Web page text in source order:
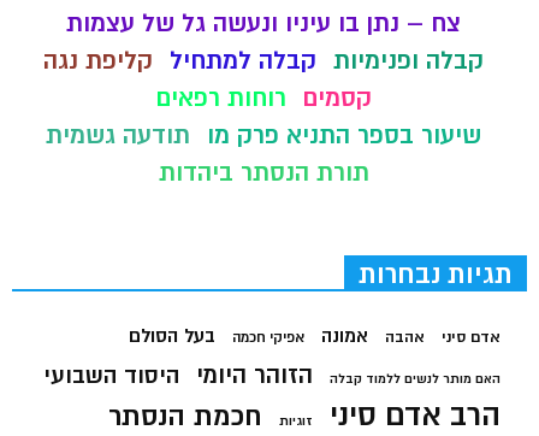
צח – נתן בו עיניו ונעשה גל של עצמות
קבלה ופנימיות קבלה למתחיל
קליפת נגה
קסמים
רוחות רפאים
שיעור בספר התניא פרק מו
תודעה גשמית
תורת הנסתר ביהדות
תגיות נבחרות
אדם סיני אהבה אמונה אפיקי חכמה בעל הסולם
האם מותר לנשים ללמוד קבלה הזוהר היומי היסוד השבועי
הרב אדם סיני זוגיות חכמת הנסתר